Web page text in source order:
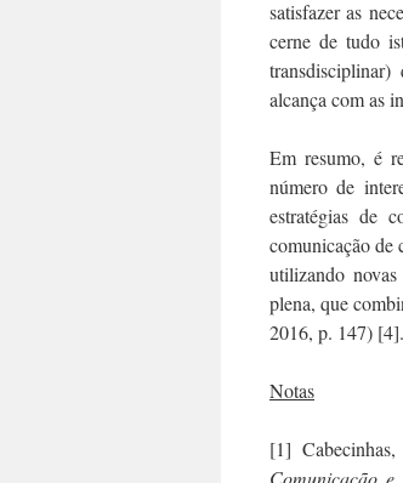
satisfazer as
cerne de tudo
transdisciplinar)
alcança com as
Em resumo, é
número de
estratégias de
comunicação de
utilizando
plena, que
2016, p. 147) [4].
Notas
[1]
Comunicação e